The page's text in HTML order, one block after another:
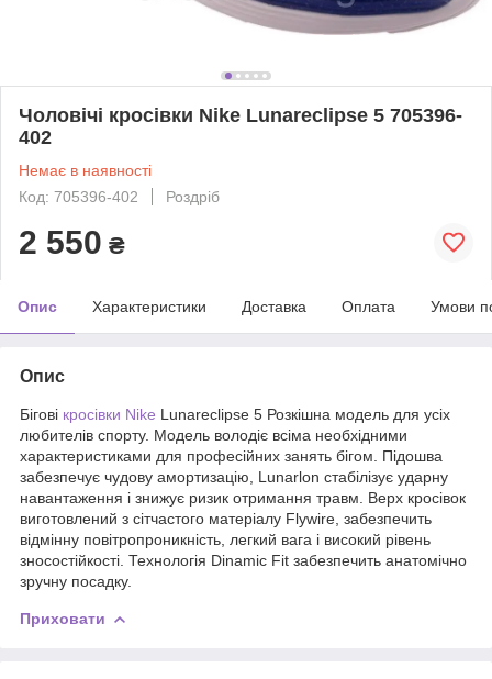
Чоловічі кросівки Nike Lunareclipse 5 705396-
402
Немає в наявності
Код: 705396-402
Роздріб
2 550 ₴
Опис Характеристики Доставка Оплата Умови
Опис
Бігові кросівки Nike Lunareclipse 5 Розкішна модель для усіх
любителів спорту. Модель володіє всіма необхідними
характеристиками для професійних занять бігом. Підошва
забезпечує чудову амортизацію, Lunarlon стабілізує ударну
навантаження і знижує ризик отримання травм. Верх кросівок
виготовлений з сітчастого матеріалу Flywire, забезпечить
відмінну повітропроникність, легкий вага і високий рівень
зносостійкості. Технологія Dinamic Fit забезпечить анатомічно
зручну посадку.
Приховати